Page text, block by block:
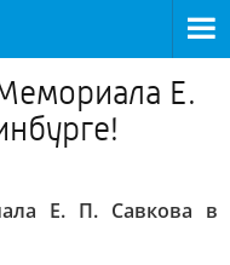
Е.
Е. П. Савкова в